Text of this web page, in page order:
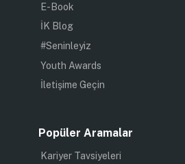
E-Book
İK Blog
#Seninleyiz
Youth Awards
İletişime Geçin
Popüler Aramalar
Kariyer Tavsiyeleri